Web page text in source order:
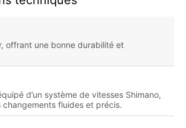
offrant une bonne durabilité et
d’un système de vitesses Shimano,
fluides et précis.